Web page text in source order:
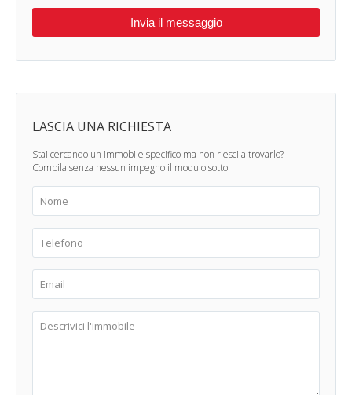
LASCIA UNA RICHIESTA
Stai cercando un immobile specifico ma non riesci a trovarlo?
Compila senza nessun impegno il modulo sotto.